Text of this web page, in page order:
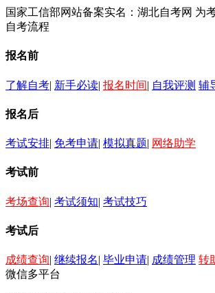
国家工信部网站备案实名：湖北自考网 为
自考流程
报名前
了解自考| 新手必读| 报名时间| 自我评测 辅
报名后
考试安排| 免考申请| 模拟真题| 网络助学
考试前
考场查询| 考试须知| 考试技巧
考试后
成绩查询| 继续报名| 毕业申请| 成绩管理 转
微信多平台